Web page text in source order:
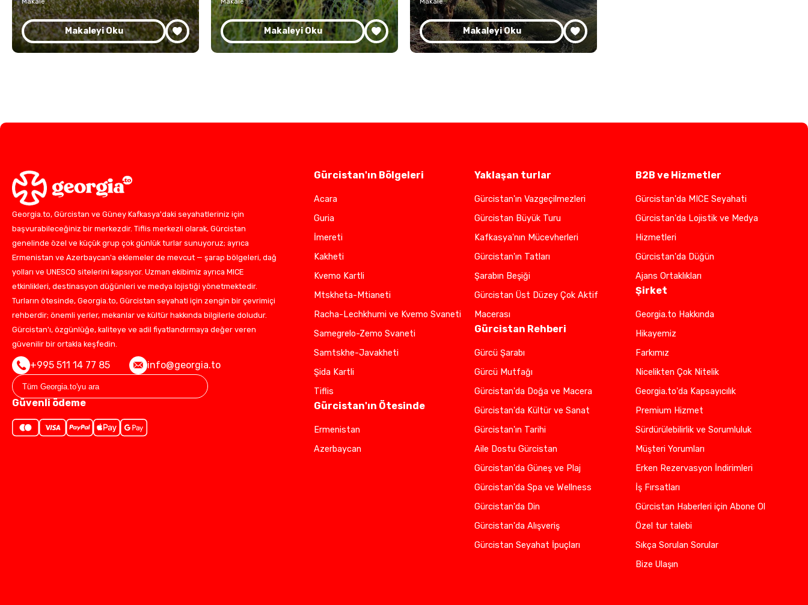
Makaleyi Oku Makaleyi Oku Makaleyi Oku
Georgia.to, Gürcistan ve Güney Kafkasya'daki seyahatleriniz için
başvurabileceğiniz bir merkezdir. Tiflis merkezli olarak, Gürcistan
genelinde özel ve küçük grup çok günlük turlar sunuyoruz; ayrıca
Ermenistan ve Azerbaycan'a eklemeler de mevcut — şarap bölgeleri, dağ
yolları ve UNESCO sitelerini kapsıyor. Uzman ekibimiz ayrıca MICE
etkinlikleri, destinasyon düğünleri ve medya lojistiği yönetmektedir.
Turların ötesinde, Georgia.to, Gürcistan seyahati için zengin bir çevrimiçi
rehberdir; önemli yerler, mekanlar ve kültür hakkında bilgilerle doludur.
Gürcistan'ı, özgünlüğe, kaliteye ve adil fiyatlandırmaya değer veren
güvenilir bir ortakla keşfedin.
+995 511 14 77 85 info@georgia.to
Güvenli ödeme
Gürcistan'ın Bölgeleri
Acara
Guria
İmereti
Kakheti
Kvemo Kartli
Mtskheta-Mtianeti
Racha-Lechkhumi ve Kvemo Svaneti
Samegrelo-Zemo Svaneti
Samtskhe-Javakheti
Şida Kartli
Tiflis
Gürcistan'ın Ötesinde
Ermenistan
Azerbaycan
Yaklaşan turlar
Gürcistan'ın Vazgeçilmezleri
Gürcistan Büyük Turu
Kafkasya'nın Mücevherleri
Gürcistan'ın Tatları
Şarabın Beşiği
Gürcistan Üst Düzey Çok Aktif
Macerası
Gürcistan Rehberi
Gürcü Şarabı
Gürcü Mutfağı
Gürcistan'da Doğa ve Macera
Gürcistan'da Kültür ve Sanat
Gürcistan'ın Tarihi
Aile Dostu Gürcistan
Gürcistan'da Güneş ve Plaj
Gürcistan'da Spa ve Wellness
Gürcistan'da Din
Gürcistan'da Alışveriş
Gürcistan Seyahat İpuçları
B2B ve Hizmetler
Gürcistan'da MICE Seyahati
Gürcistan'da Lojistik ve Medya
Hizmetleri
Gürcistan'da Düğün
Ajans Ortaklıkları
Şirket
Georgia.to Hakkında
Hikayemiz
Farkımız
Nicelikten Çok Nitelik
Georgia.to'da Kapsayıcılık
Premium Hizmet
Sürdürülebilirlik ve Sorumluluk
Müşteri Yorumları
Erken Rezervasyon İndirimleri
İş Fırsatları
Gürcistan Haberleri için Abone Ol
Özel tur talebi
Sıkça Sorulan Sorular
Bize Ulaşın